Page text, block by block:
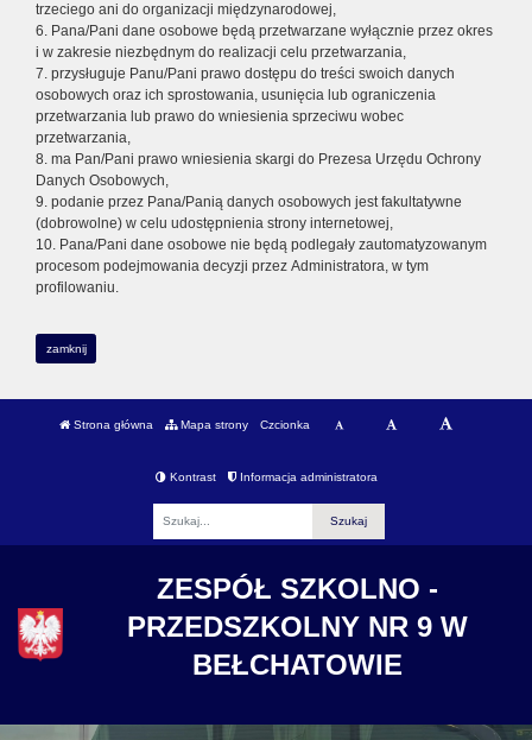
trzeciego ani do organizacji międzynarodowej,
6. Pana/Pani dane osobowe będą przetwarzane wyłącznie przez okres
i w zakresie niezbędnym do realizacji celu przetwarzania,
7. przysługuje Panu/Pani prawo dostępu do treści swoich danych
osobowych oraz ich sprostowania, usunięcia lub ograniczenia
przetwarzania lub prawo do wniesienia sprzeciwu wobec
przetwarzania,
8. ma Pan/Pani prawo wniesienia skargi do Prezesa Urzędu Ochrony
Danych Osobowych,
9. podanie przez Pana/Panią danych osobowych jest fakultatywne
(dobrowolne) w celu udostępnienia strony internetowej,
10. Pana/Pani dane osobowe nie będą podlegały zautomatyzowanym
procesom podejmowania decyzji przez Administratora, w tym
profilowaniu.
zamknij
Strona główna Mapa strony Czcionka
Kontrast Informacja administratora
ZESPÓŁ SZKOLNO -
PRZEDSZKOLNY NR 9 W
BEŁCHATOWIE